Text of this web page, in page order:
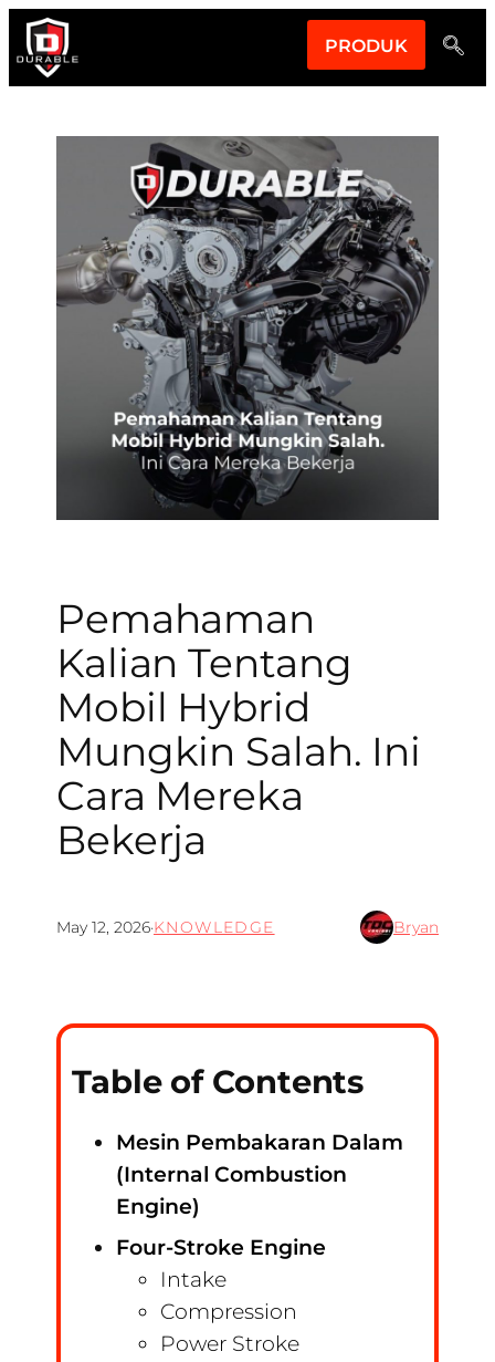
PRODUK
Pemahaman
Kalian Tentang
Mobil Hybrid
Mungkin Salah. Ini
Cara Mereka
Bekerja
May 12, 2026·KNOWLEDGE Bryan
Table of Contents
Mesin Pembakaran Dalam
(Internal Combustion
Engine)
Four-Stroke Engine
Intake
Compression
Power Stroke